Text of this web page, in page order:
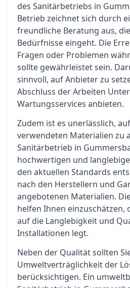
des Sanitärbetriebs in
Betrieb zeichnet sich durch
freundliche Beratung aus,
Bedürfnisse eingeht. Die
Fragen oder Problemen
sollte gewährleistet sein.
sinnvoll, auf Anbieter zu
Abschluss der Arbeiten
Wartungsservices anbieten.
Zudem ist es unerlässlich,
verwendeten Materialien zu
Sanitärbetrieb in
hochwertigen und
den aktuellen Standards
nach den Herstellern und
angebotenen Materialien.
helfen Ihnen einzuschätzen,
auf die Langlebigkeit und
Installationen legt.
Neben der Qualität sollten
Umweltverträglichkeit der
berücksichtigen. Ein